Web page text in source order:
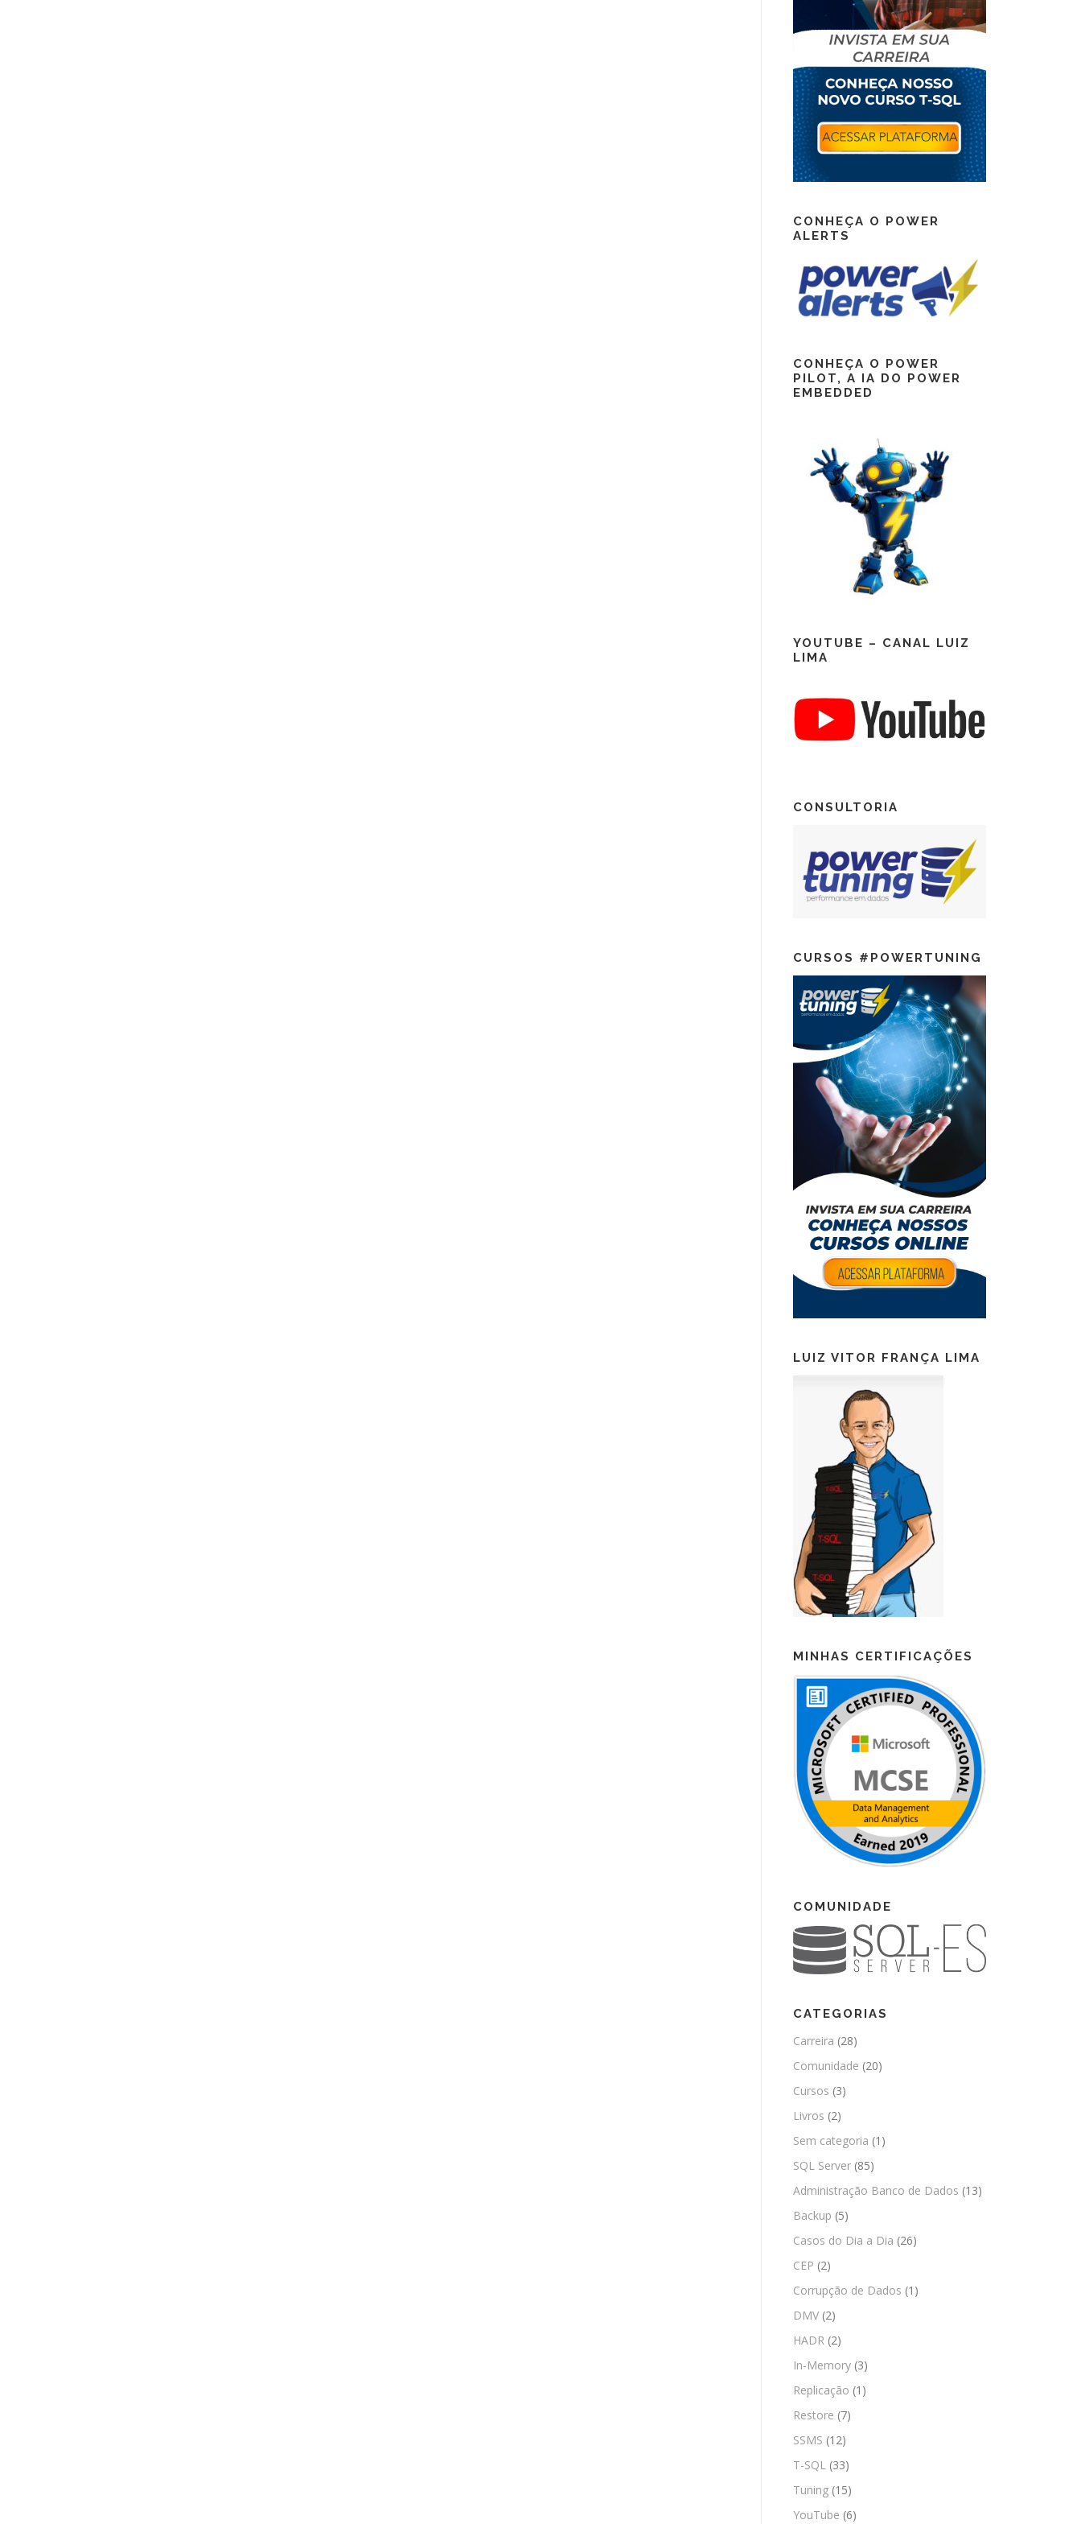
CONHEÇA O POWER
ALERTS
CONHEÇA O POWER
PILOT, A IA DO POWER
EMBEDDED
YOUTUBE – CANAL LUIZ
LIMA
CONSULTORIA
CURSOS #POWERTUNING
LUIZ VITOR FRANÇA LIMA
MINHAS CERTIFICAÇÕES
COMUNIDADE
CATEGORIAS
Carreira (28)
Comunidade (20)
Cursos (3)
Livros (2)
Sem categoria (1)
SQL Server (85)
Administração Banco de Dados (13)
Backup (5)
Casos do Dia a Dia (26)
CEP (2)
Corrupção de Dados (1)
DMV (2)
HADR (2)
In-Memory (3)
Replicação (1)
Restore (7)
SSMS (12)
T-SQL (33)
Tuning (15)
YouTube (6)